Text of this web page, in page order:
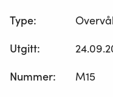
Type:
Utgitt:
Nummer: M15